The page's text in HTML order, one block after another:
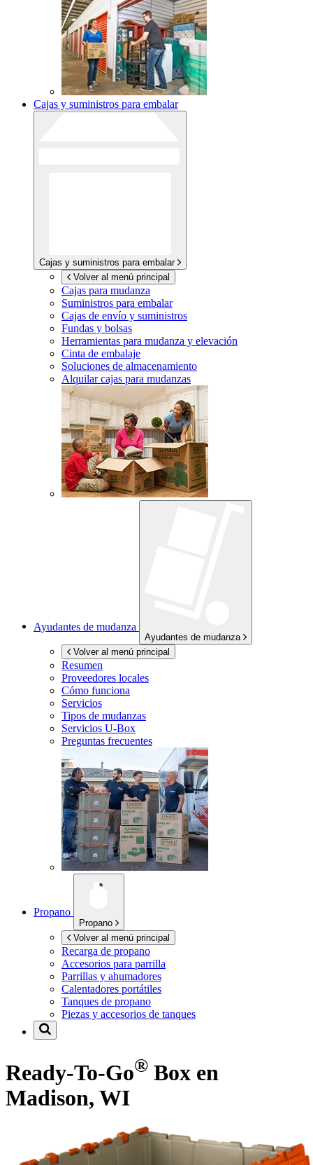
Cajas y suministros para embalar
Cajas y suministros para embalar
Volver al menú principal
Cajas para mudanza
Suministros para embalar
Cajas de envío y suministros
Fundas y bolsas
Herramientas para mudanza y elevación
Cinta de embalaje
Soluciones de almacenamiento
Alquilar cajas para mudanzas
Ayudantes de mudanza
Ayudantes de mudanza
Volver al menú principal
Resumen
Proveedores locales
Cómo funciona
Servicios
Tipos de mudanzas
Servicios U-Box
Preguntas frecuentes
Propano
Propano
Volver al menú principal
Recarga de propano
Accesorios para parrilla
Parrillas y ahumadores
Calentadores portátiles
Tanques de propano
Piezas y accesorios de tanques
Ready-To-Go® Box en
Madison, WI